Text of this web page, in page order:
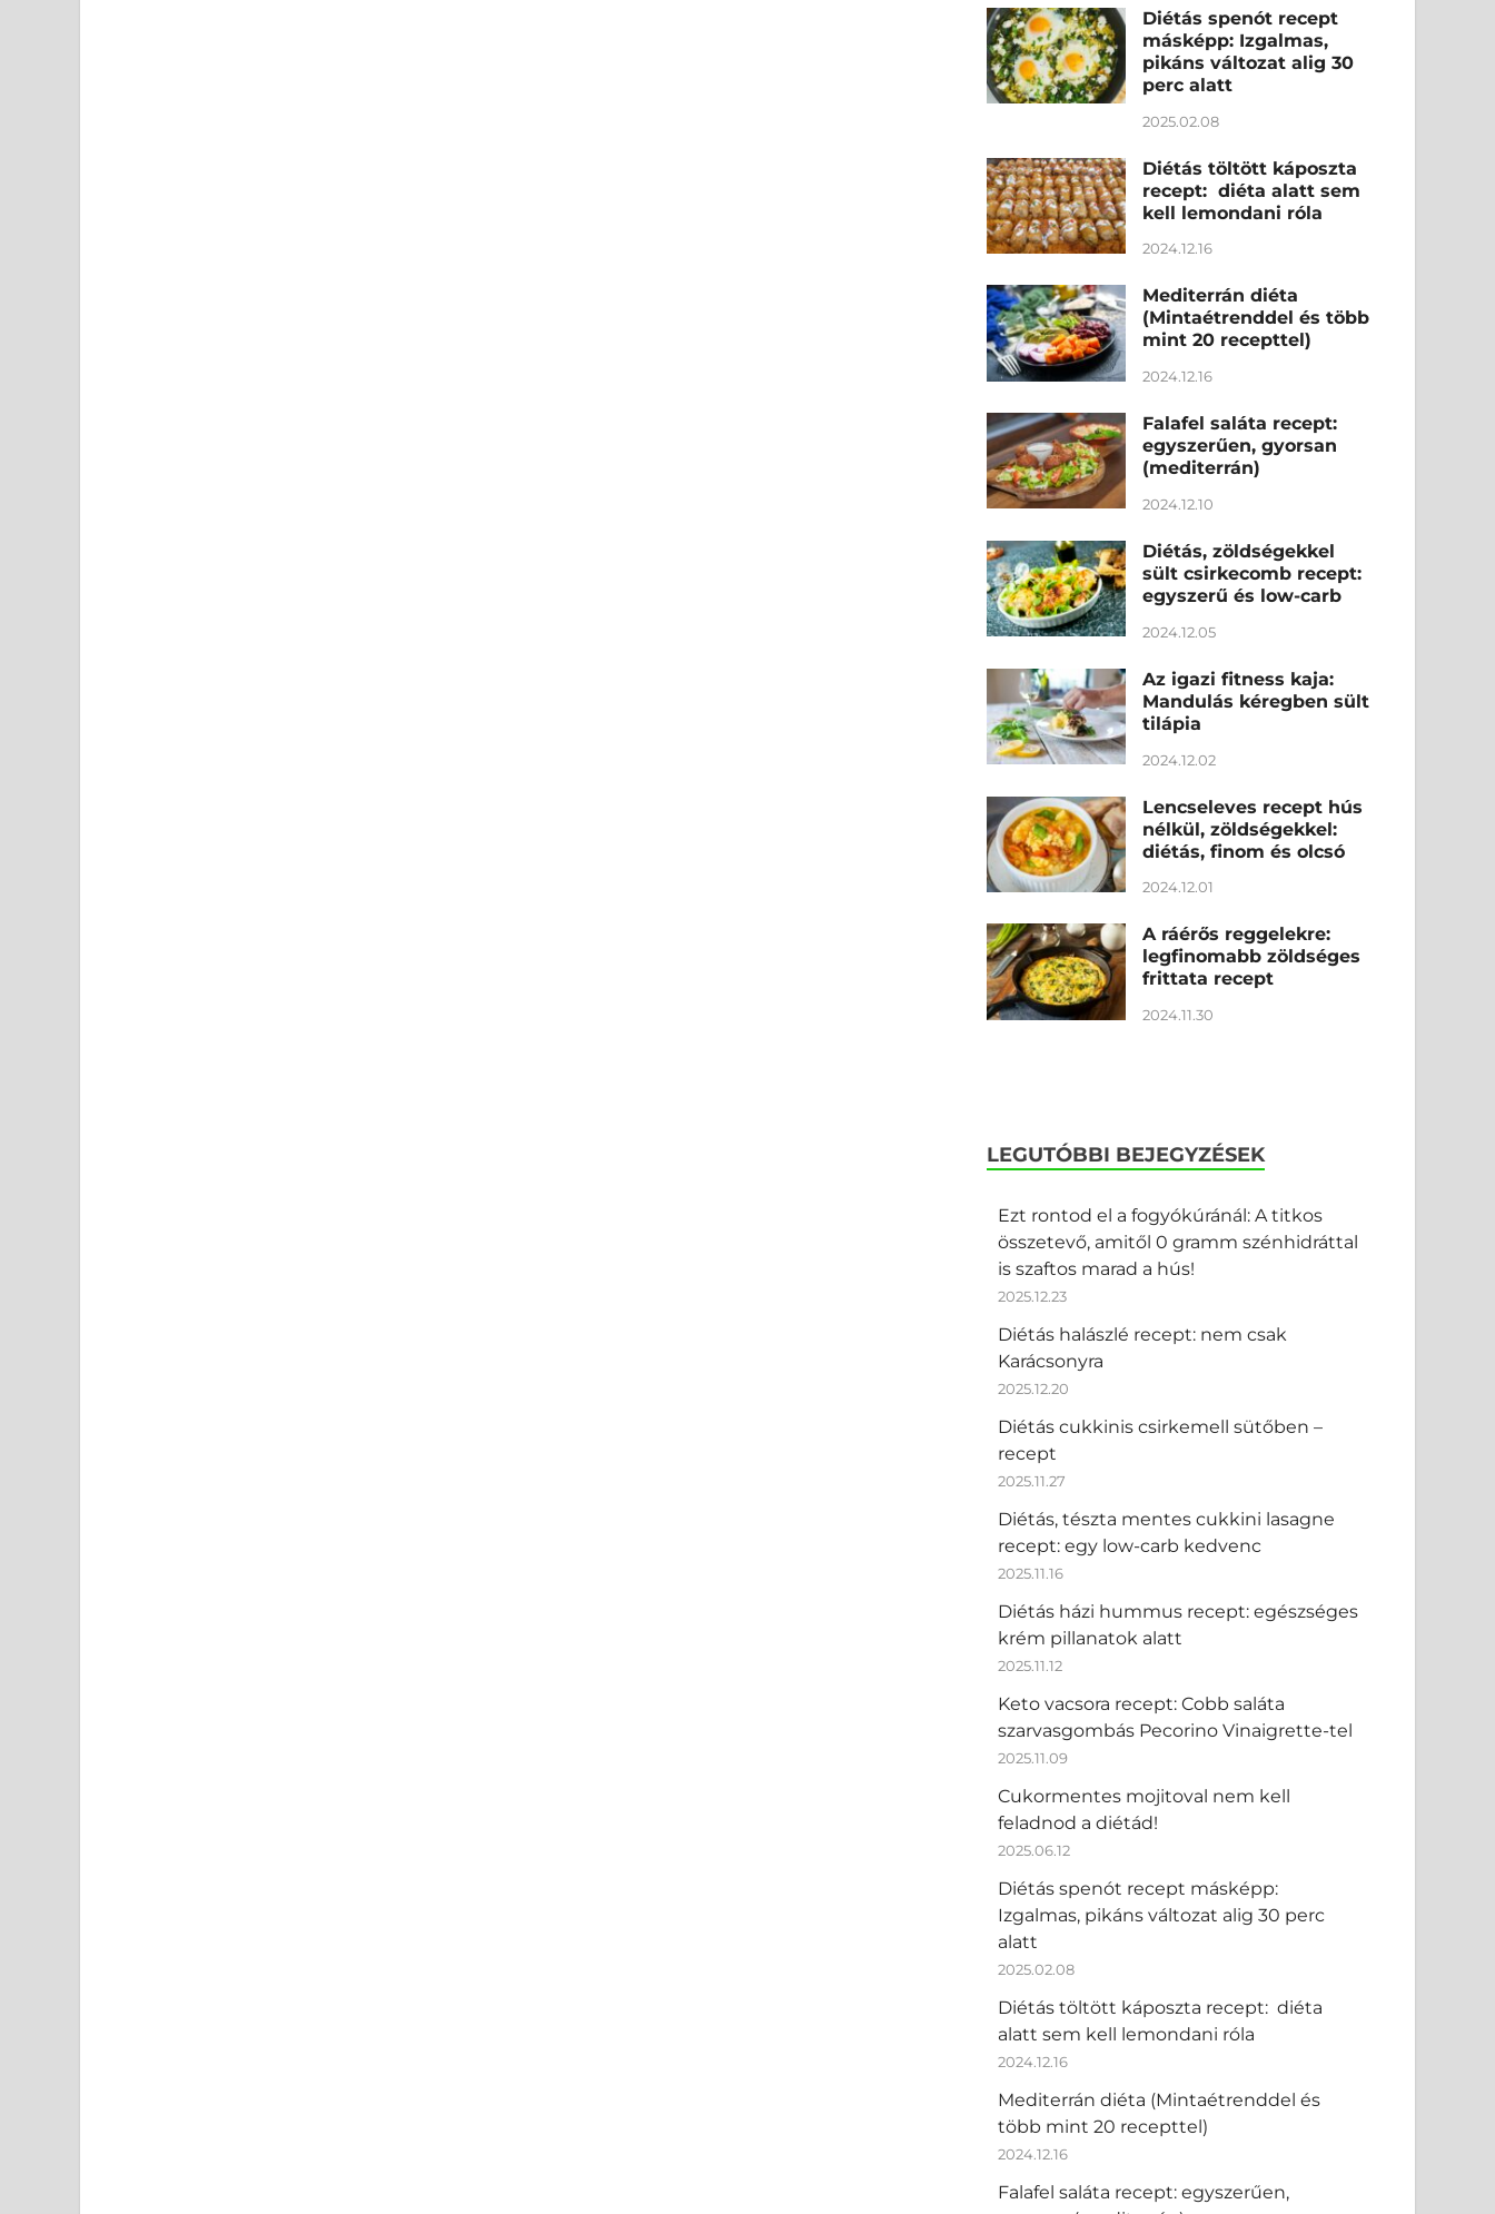
Diétás spenót recept
másképp: Izgalmas,
pikáns változat alig 30
perc alatt
2025.02.08
Diétás töltött káposzta
recept: diéta alatt sem
kell lemondani róla
2024.12.16
Mediterrán diéta
(Mintaétrenddel és több
mint 20 recepttel)
2024.12.16
Falafel saláta recept:
egyszerűen, gyorsan
(mediterrán)
2024.12.10
Diétás, zöldségekkel
sült csirkecomb recept:
egyszerű és low-carb
2024.12.05
Az igazi fitness kaja:
Mandulás kéregben sült
tilápia
2024.12.02
Lencseleves recept hús
nélkül, zöldségekkel:
diétás, finom és olcsó
2024.12.01
A ráérős reggelekre:
legfinomabb zöldséges
frittata recept
2024.11.30
LEGUTÓBBI BEJEGYZÉSEK
Ezt rontod el a fogyókúránál: A titkos
összetevő, amitől 0 gramm szénhidráttal
is szaftos marad a hús!
2025.12.23
Diétás halászlé recept: nem csak
Karácsonyra
2025.12.20
Diétás cukkinis csirkemell sütőben –
recept
2025.11.27
Diétás, tészta mentes cukkini lasagne
recept: egy low-carb kedvenc
2025.11.16
Diétás házi hummus recept: egészséges
krém pillanatok alatt
2025.11.12
Keto vacsora recept: Cobb saláta
szarvasgombás Pecorino Vinaigrette-tel
2025.11.09
Cukormentes mojitoval nem kell
feladnod a diétád!
2025.06.12
Diétás spenót recept másképp:
Izgalmas, pikáns változat alig 30 perc
alatt
2025.02.08
Diétás töltött káposzta recept: diéta
alatt sem kell lemondani róla
2024.12.16
Mediterrán diéta (Mintaétrenddel és
több mint 20 recepttel)
2024.12.16
Falafel saláta recept: egyszerűen,